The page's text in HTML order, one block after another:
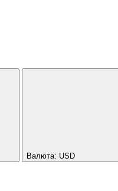
Валюта: USD